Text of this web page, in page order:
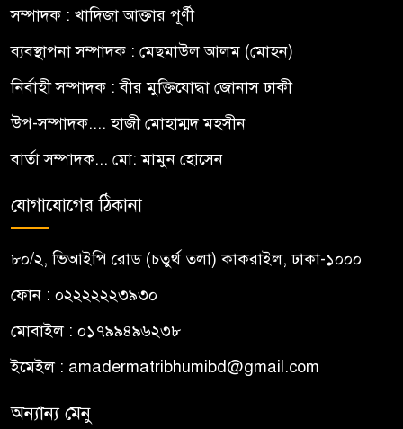
সম্পাদক : খাদিজা আক্তার পূর্ণী
ব্যবস্থাপনা সম্পাদক : মেছমাউল আলম (মোহন)
নির্বাহী সম্পাদক : বীর মুক্তিযোদ্ধা জোনাস ঢাকী
উপ-সম্পাদক.... হাজী মোহাম্মদ মহসীন
বার্তা সম্পাদক... মো: মামুন হোসেন
যোগাযোগের ঠিকানা
৮০/২, ভিআইপি রোড (চতুর্থ তলা) কাকরাইল, ঢাকা-১০০০
ফোন : ০২২২২২২৩৯৩০
মোবাইল : ০১৭৯৯৪৯৬২৩৮
ইমেইল : amadermatribhumibd@gmail.com
অন্যান্য মেনু